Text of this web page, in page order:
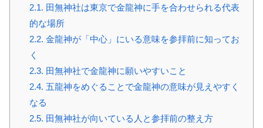
2.1. 田無神社は東京で金龍神に手を合わせられる代表
的な場所
2.2. 金龍神が「中心」にいる意味を参拝前に知ってお
く
2.3. 田無神社で金龍神に願いやすいこと
2.4. 五龍神をめぐることで金龍神の意味が見えやすく
なる
2.5. 田無神社が向いている人と参拝前の整え方